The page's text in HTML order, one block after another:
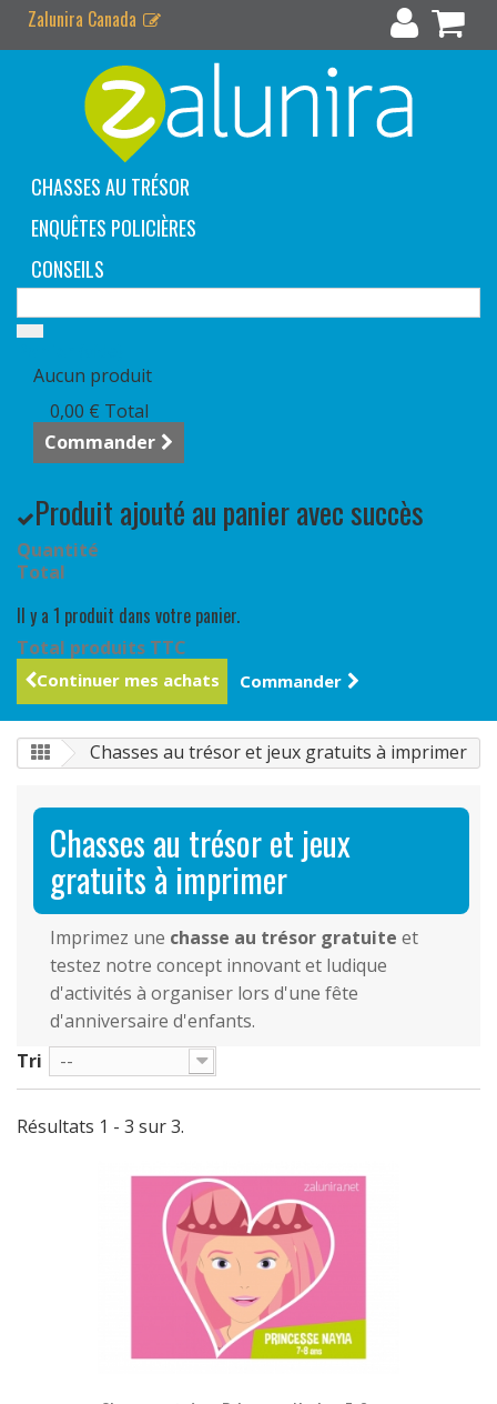
Zalunira Canada
CHASSES AU TRÉSOR
ENQUÊTES POLICIÈRES
CONSEILS
Aucun produit
0,00 € Total
Commander
Produit ajouté au panier avec succès
Quantité
Total
Il y a 1 produit dans votre panier.
Total produits TTC
Continuer mes achats Commander
Chasses au trésor et jeux gratuits à imprimer
Chasses au trésor et jeux
gratuits à imprimer
Imprimez une chasse au trésor gratuite et
testez notre concept innovant et ludique
d'activités à organiser lors d'une fête
d'anniversaire d'enfants.
Tri
--
Résultats 1 - 3 sur 3.